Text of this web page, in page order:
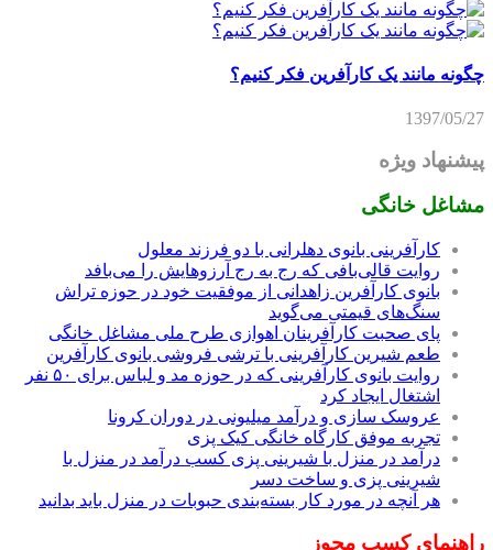
چگونه مانند یک کارآفرین فکر کنیم؟
1397/05/27
پیشنهاد ویژه
مشاغل خانگی
کارآفرینی بانوی دهلرانی با دو فرزند معلول
روایت قالی‌بافی که رج به رج آرزوهایش را می‌بافد
بانوی کارآفرین زاهدانی از موفقیت خود در حوزه تراش
سنگ‌های قیمتی می‌گوید
پای صحبت کارآفرینان اهوازی طرح ملی مشاغل خانگی
طعم شیرین کارآفرینی با ترشی فروشی بانوی کارآفرین
روایت بانوی کارآفرینی که در حوزه مد و لباس برای ۵۰ نفر
اشتغال ایجاد کرد
عروسک سازی و درآمد میلیونی در دوران کرونا
تجربه موفق کارگاه خانگی کیک پزی
درآمد در منزل با شیرینی پزی کسب درآمد در منزل با
شیرینی پزی و ساخت دسر
هر آنچه در مورد کار بسته‌بندی حبوبات در منزل باید بدانید
راهنمای کسب مجوز